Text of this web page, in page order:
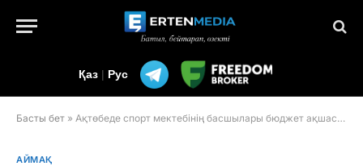
Қаз | Рус
Басты бет » Ақтөбеде спорт мектебінің басшылары бюджет ақшасын букмекерлік кеңселерде ұтылған
АЙМАҚ